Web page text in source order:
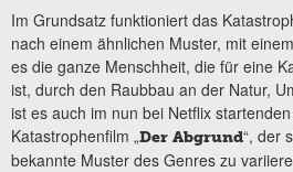
Im Grundsatz funktioniert das
nach einem ähnlichen Muster, mit
es die ganze Menschheit, die für eine
ist, durch den Raubbau an der Natur,
ist es auch im nun bei Netflix
Katastrophenfilm „Der Abgrund“, der
bekannte Muster des Genres zu